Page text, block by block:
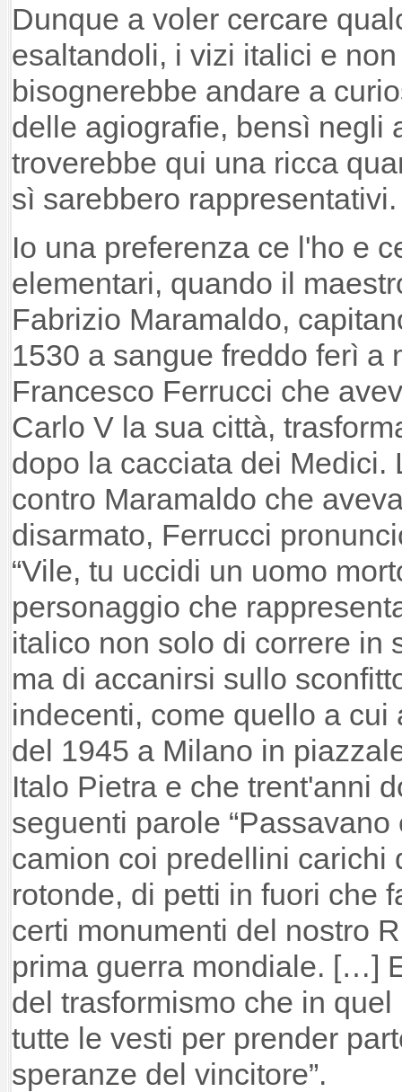
Dunque a voler cercare
esaltandoli, i vizi italici e
bisognerebbe andare a
delle agiografie, bensì negli
troverebbe qui una ricca
sì sarebbero rappresentativi.
Io una preferenza ce l'ho e
elementari, quando il
Fabrizio Maramaldo,
1530 a sangue freddo ferì a
Francesco Ferrucci che
Carlo V la sua città,
dopo la cacciata dei Medici.
contro Maramaldo che
disarmato, Ferrucci
“Vile, tu uccidi un uomo
personaggio che
italico non solo di correre in
ma di accanirsi sullo
indecenti, come quello a cui
del 1945 a Milano in
Italo Pietra e che trent'anni
seguenti parole
camion coi predellini carichi
rotonde, di petti in fuori che
certi monumenti del nostro
prima guerra mondiale. […]
del trasformismo che in
tutte le vesti per prender
speranze del vincitore”.